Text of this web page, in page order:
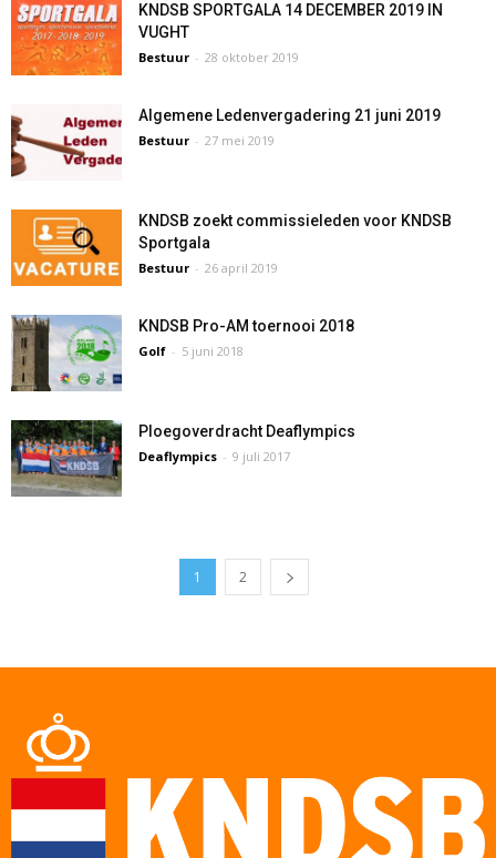
KNDSB SPORTGALA 14 DECEMBER 2019 IN
VUGHT
Bestuur - 28 oktober 2019
Algemene Ledenvergadering 21 juni 2019
Bestuur - 27 mei 2019
KNDSB zoekt commissieleden voor KNDSB
Sportgala
Bestuur - 26 april 2019
KNDSB Pro-AM toernooi 2018
Golf - 5 juni 2018
Ploegoverdracht Deaflympics
Deaflympics - 9 juli 2017
1 2